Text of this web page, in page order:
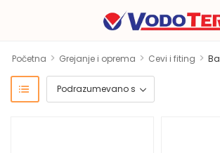
Početna > Grejanje i oprema > Cevi i fiting >